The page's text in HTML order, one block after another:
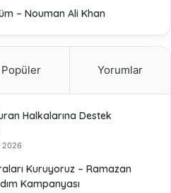
– Nouman Ali Khan
Popüler Yorumlar
Halkalarına Destek
2026
Kuruyoruz – Ramazan
Kampanyası